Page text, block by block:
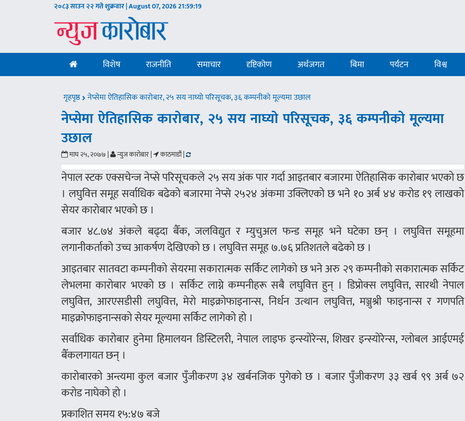
२०८३ साउन २२ गते शुक्रवार | August 07, 202621:59:20
विशेष राजनीति समाचार दृष्टिकोण अर्थजगत बिमा पर्यटन विश्व
गृहपृष्ठ नेप्सेमा ऐतिहासिक कारोबार, २५ सय नाघ्यो परिसूचक, ३६ कम्पनीको मूल्यमा उछाल
नेप्सेमा ऐतिहासिक कारोबार, २५ सय नाघ्यो परिसूचक, ३६ कम्पनीको मूल्यमा
उछाल
माघ २५, २०७७ | न्युज कारोबार | काठमाडौं |
नेपाल स्टक एक्सचेन्ज नेप्से परिसूचकले २५ सय अंक पार गर्दा आइतबार बजारमा ऐतिहासिक कारोबार भएको छ
। लघुवित्त समूह सर्वाधिक बढेको बजारमा नेप्से २५२४ अंकमा उक्लिएको छ भने १० अर्ब ४४ करोड १९ लाखको
सेयर कारोबार भएको छ ।
बजार ४८.७४ अंकले बढ्दा बैँक, जलविद्युत र म्युचुअल फन्ड समूह भने घटेका छन् । लघुवित्त समूहमा
लगानीकर्ताको उच्च आकर्षण देखिएको छ । लघुवित्त समूह ७.७६ प्रतिशतले बढेको छ ।
आइतबार सातवटा कम्पनीको सेयरमा सकारात्मक सर्किट लागेको छ भने अरु २९ कम्पनीको सकारात्मक सर्किट
लेभलमा कारोबार भएको छ । सर्किट लाग्ने कम्पनीहरू सबै लघुवित्त हुन् । डिप्रोक्स लघुवित्त, सारथी नेपाल
लघुवित्त, आरएसडीसी लघुवित्त, मेरो माइक्रोफाइनान्स, निर्धन उत्थान लघुवित्त, मञ्जुश्री फाइनान्स र गणपति
माइक्रोफाइनान्सको सेयर मूल्यमा सर्किट लागेको हो ।
सर्वाधिक कारोबार हुनेमा हिमालयन डिस्टिलरी, नेपाल लाइफ इन्स्योरेन्स, शिखर इन्स्योरेन्स, ग्लोबल आईएमई
बैँकलगायत छन् ।
कारोबारको अन्त्यमा कुल बजार पुँजीकरण ३४ खर्बनजिक पुगेको छ । बजार पुँजीकरण ३३ खर्ब ९९ अर्ब ७२
करोड नाघेको हो ।
प्रकाशित समय १५:४७ बजे